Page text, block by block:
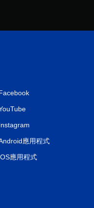
應用程式
應用程式